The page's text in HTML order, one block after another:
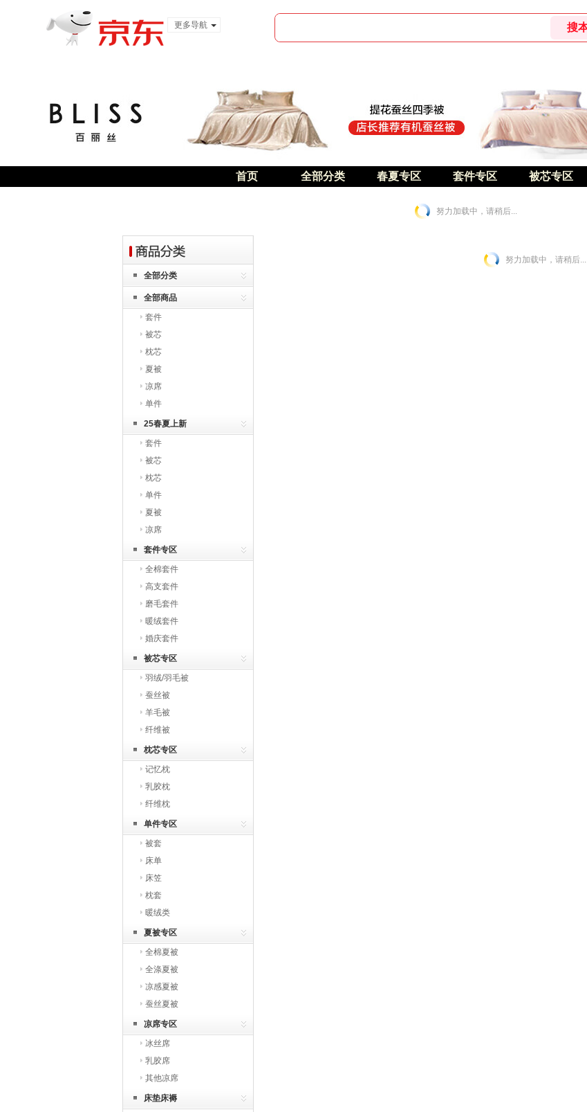
更多导航
首页 全部分类 春夏专区 套件专区 被芯专区
努力加载中，请稍后...
全部分类
全部商品
套件
被芯
枕芯
夏被
凉席
单件
25春夏上新
套件
被芯
枕芯
单件
夏被
凉席
套件专区
全棉套件
高支套件
磨毛套件
暖绒套件
婚庆套件
被芯专区
羽绒/羽毛被
蚕丝被
羊毛被
纤维被
枕芯专区
记忆枕
乳胶枕
纤维枕
单件专区
被套
床单
床笠
枕套
暖绒类
夏被专区
全棉夏被
全涤夏被
凉感夏被
蚕丝夏被
凉席专区
冰丝席
乳胶席
其他凉席
床垫床褥
努力加载中，请稍后...